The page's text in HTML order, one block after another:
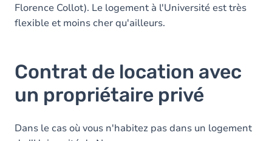
Florence Collot). Le logement à l'Université est très
flexible et moins cher qu'ailleurs.
Contrat de location avec
un propriétaire privé
Dans le cas où vous n'habitez pas dans un logement